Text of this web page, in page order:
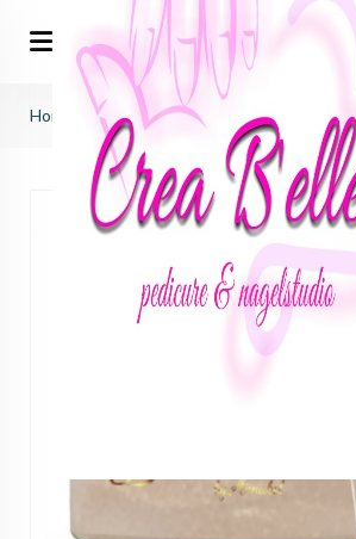
Home peach pastel